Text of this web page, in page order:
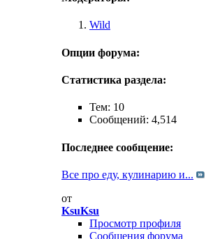
Wild
Опции форума:
Статистика раздела:
Тем: 10
Сообщений: 4,514
Последнее сообщение:
Все про еду, кулинарию и...
от
KsuKsu
Просмотр профиля
Сообщения форума